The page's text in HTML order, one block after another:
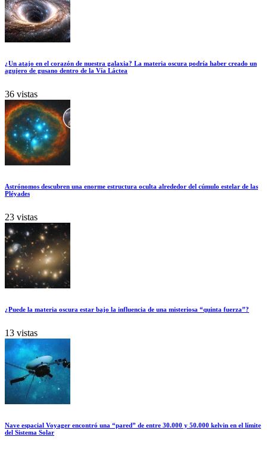
¿Un atajo en el corazón de nuestra galaxia? La materia oscura podría haber creado un
agujero de gusano dentro de la Vía Láctea
36 vistas
Astrónomos descubren una enorme estructura oculta alrededor del cúmulo estelar de las
Pléyades
23 vistas
¿Puede la materia oscura estar bajo la influencia de una misteriosa “quinta fuerza”?
13 vistas
Nave espacial Voyager encontró una “pared” de entre 30.000 y 50.000 kelvin en el límite
del Sistema Solar